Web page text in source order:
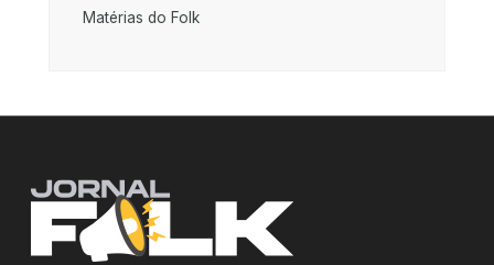
Matérias do Folk